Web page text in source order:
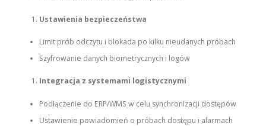
Ustawienia bezpieczeństwa
Limit prób odczytu i blokada po kilku nieudanych próbach
Szyfrowanie danych biometrycznych i logów
Integracja z systemami logistycznymi
Podłączenie do ERP/WMS w celu synchronizacji dostępów
Ustawienie powiadomień o próbach dostępu i alarmach